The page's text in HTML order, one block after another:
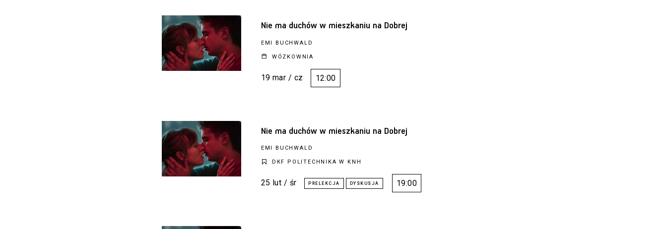
Nie ma duchów w mieszkaniu na Dobrej
EMI BUCHWALD
WÓZKOWNIA
19 mar / cz 12:00
Nie ma duchów w mieszkaniu na Dobrej
EMI BUCHWALD
DKF POLITECHNIKA W KNH
25 lut / śr 19:00